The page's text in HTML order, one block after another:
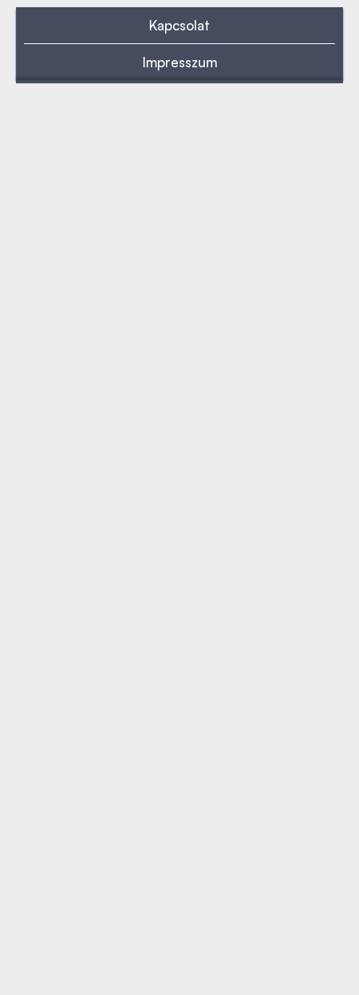
Kapcsolat
Impresszum